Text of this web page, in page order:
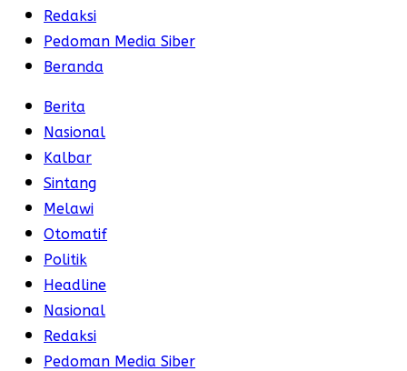
Redaksi
Pedoman Media Siber
Beranda
Berita
Nasional
Kalbar
Sintang
Melawi
Otomatif
Politik
Headline
Nasional
Redaksi
Pedoman Media Siber